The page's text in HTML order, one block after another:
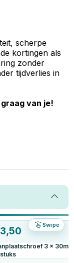
scherpe
kortingen als
zonder
tijdverlies in
van je!
Swipe
3,50
3 x
stuks